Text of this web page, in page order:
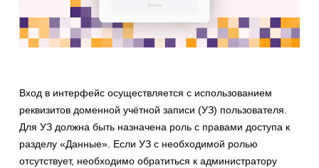
Вход в интерфейс осуществляется с использованием
реквизитов доменной учётной записи (УЗ) пользователя.
Для УЗ должна быть назначена роль с правами доступа к
разделу «Данные». Если УЗ с необходимой ролью
отсутствует, необходимо обратиться к администратору